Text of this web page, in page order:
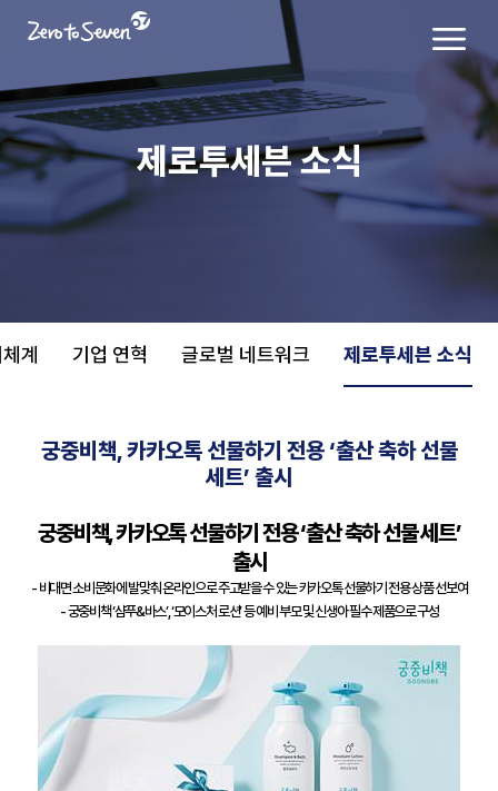
제로투세븐 소식
계 기업 연혁 글로벌 네트워크 제로투세븐 소식
궁중비책, 카카오톡 선물하기 전용 ‘출산 축하 선물
세트’ 출시
궁중비책,카카오톡 선물하기 전용 ‘출산 축하 선물 세트’
출시
- 비대면 소비문화에 발맞춰 온라인으로 주고받을 수 있는 카카오톡 선물하기 전용 상품 선보여
-궁중비책 ‘샴푸&바스’,‘모이스처 로션’ 등 예비 부모 및 신생아 필수 제품으로 구성